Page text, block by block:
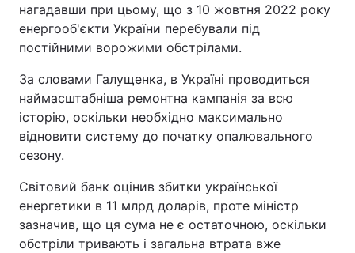
нагадавши при цьому, що з 10 жовтня 2022 року
енергооб'єкти України перебували під
постійними ворожими обстрілами.
За словами Галущенка, в Україні проводиться
наймасштабніша ремонтна кампанія за всю
історію, оскільки необхідно максимально
відновити систему до початку опалювального
сезону.
Світовий банк оцінив збитки української
енергетики в 11 млрд доларів, проте міністр
зазначив, що ця сума не є остаточною, оскільки
обстріли тривають і загальна втрата вже